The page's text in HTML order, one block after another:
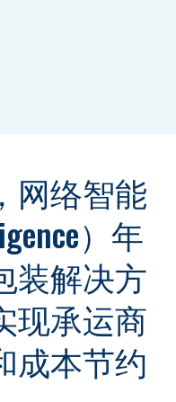
网络智能
）年
装解决方
现承运商
成本节约